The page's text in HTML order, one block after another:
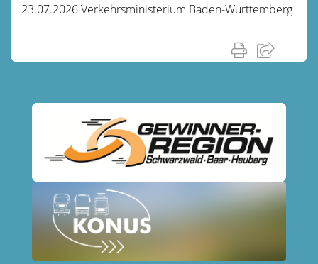
23.07.2026 Verkehrsministerium Baden-Württemberg